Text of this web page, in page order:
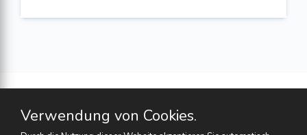
Verwendung von Cookies.